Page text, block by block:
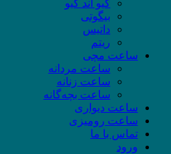
کیو اند کیو
بیگوتی
داتیس
ریتم
ساعت مچی
ساعت مردانه
ساعت زنانه
ساعت بچه‌گانه
ساعت دیواری
ساعت رومیزی
تماس با ما
ورود